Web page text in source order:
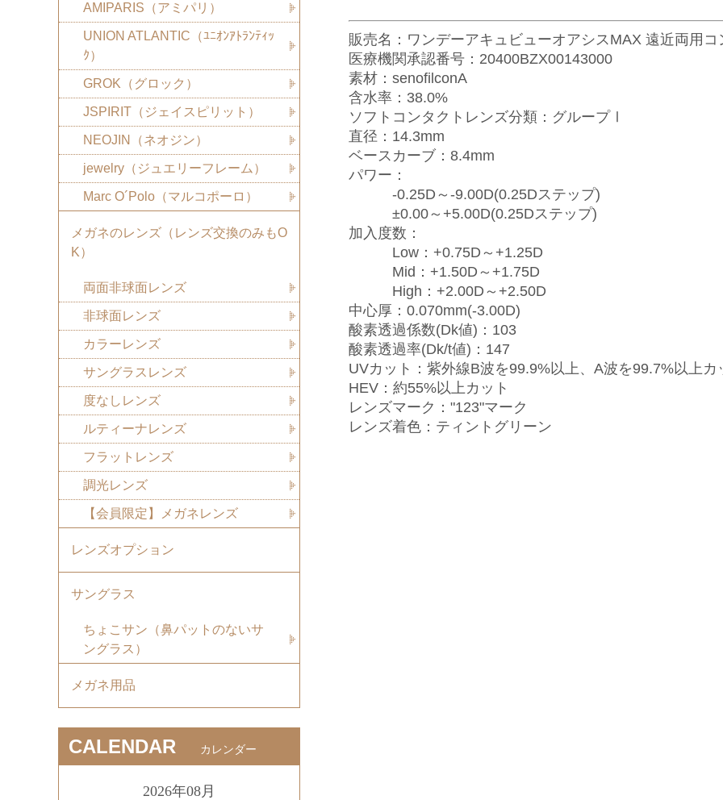
販売名：ワンデーアキュビューオアシスMAX 遠近両用
医療機関承認番号：20400BZX00143000
素材：senofilconA
含水率：38.0%
ソフトコンタクトレンズ分類：グループⅠ
直径：14.3mm
ベースカーブ：8.4mm
パワー ：
-0.25D～-9.00D(0.25Dステップ)
±0.00～+5.00D(0.25Dステップ)
加入度数 ：
Low：+0.75D～+1.25D
Mid：+1.50D～+1.75D
High：+2.00D～+2.50D
中心厚：0.070mm(-3.00D)
酸素透過係数(Dk値)：103
酸素透過率(Dk/t値)：147
UVカット：紫外線B波を99.9%以上、A波を99.7%以上カ
HEV：約55%以上カット
レンズマーク："123"マーク
レンズ着色：ティントグリーン
AMIPARIS（アミパリ）
UNION ATLANTIC（ﾕﾆｵﾝｱﾄﾗﾝﾃｨｯ
ｸ）
GROK（グロック）
JSPIRIT（ジェイスピリット）
NEOJIN（ネオジン）
jewelry（ジュエリーフレーム）
Marc O´Polo（マルコポーロ）
メガネのレンズ（レンズ交換のみもO
K）
両面非球面レンズ
非球面レンズ
カラーレンズ
サングラスレンズ
度なしレンズ
ルティーナレンズ
フラットレンズ
調光レンズ
【会員限定】メガネレンズ
レンズオプション
サングラス
ちょこサン（鼻パットのないサ
ングラス）
メガネ用品
CALENDAR カレンダー
2026年08月